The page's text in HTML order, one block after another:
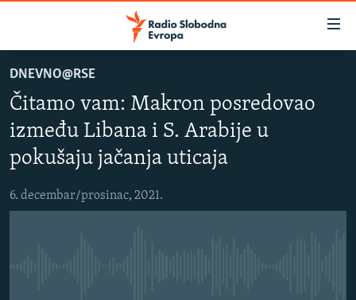
na
glavni
sadržaj
na
navigaciju
BOSNA I HERCEGOVINA
SRBIJA
KOSOVO
CRNA GORA
DNEVNO@RSE
Čitamo vam: Makron posredovao
između Libana i S. Arabije u
pokušaju jačanja uticaja
6. decembar/prosinac, 2021.